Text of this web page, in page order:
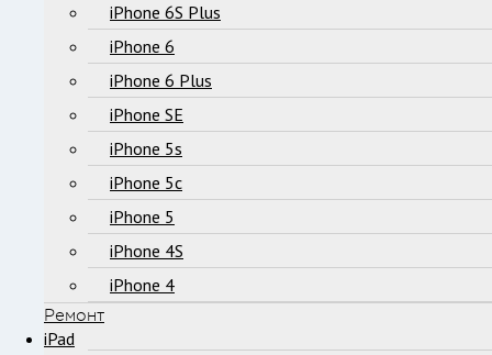
iPhone 6S Plus
iPhone 6
iPhone 6 Plus
iPhone SE
iPhone 5s
iPhone 5c
iPhone 5
iPhone 4S
iPhone 4
Ремонт
iPad